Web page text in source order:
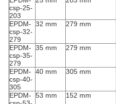
csp-25-
203
EPDM-
csp-32-
279
32 mm 279 mm
EPDM-
csp-35-
279
35 mm 279 mm
EPDM-
csp-40-
305
40 mm 305 mm
EPDM-
53 mm 152 mm